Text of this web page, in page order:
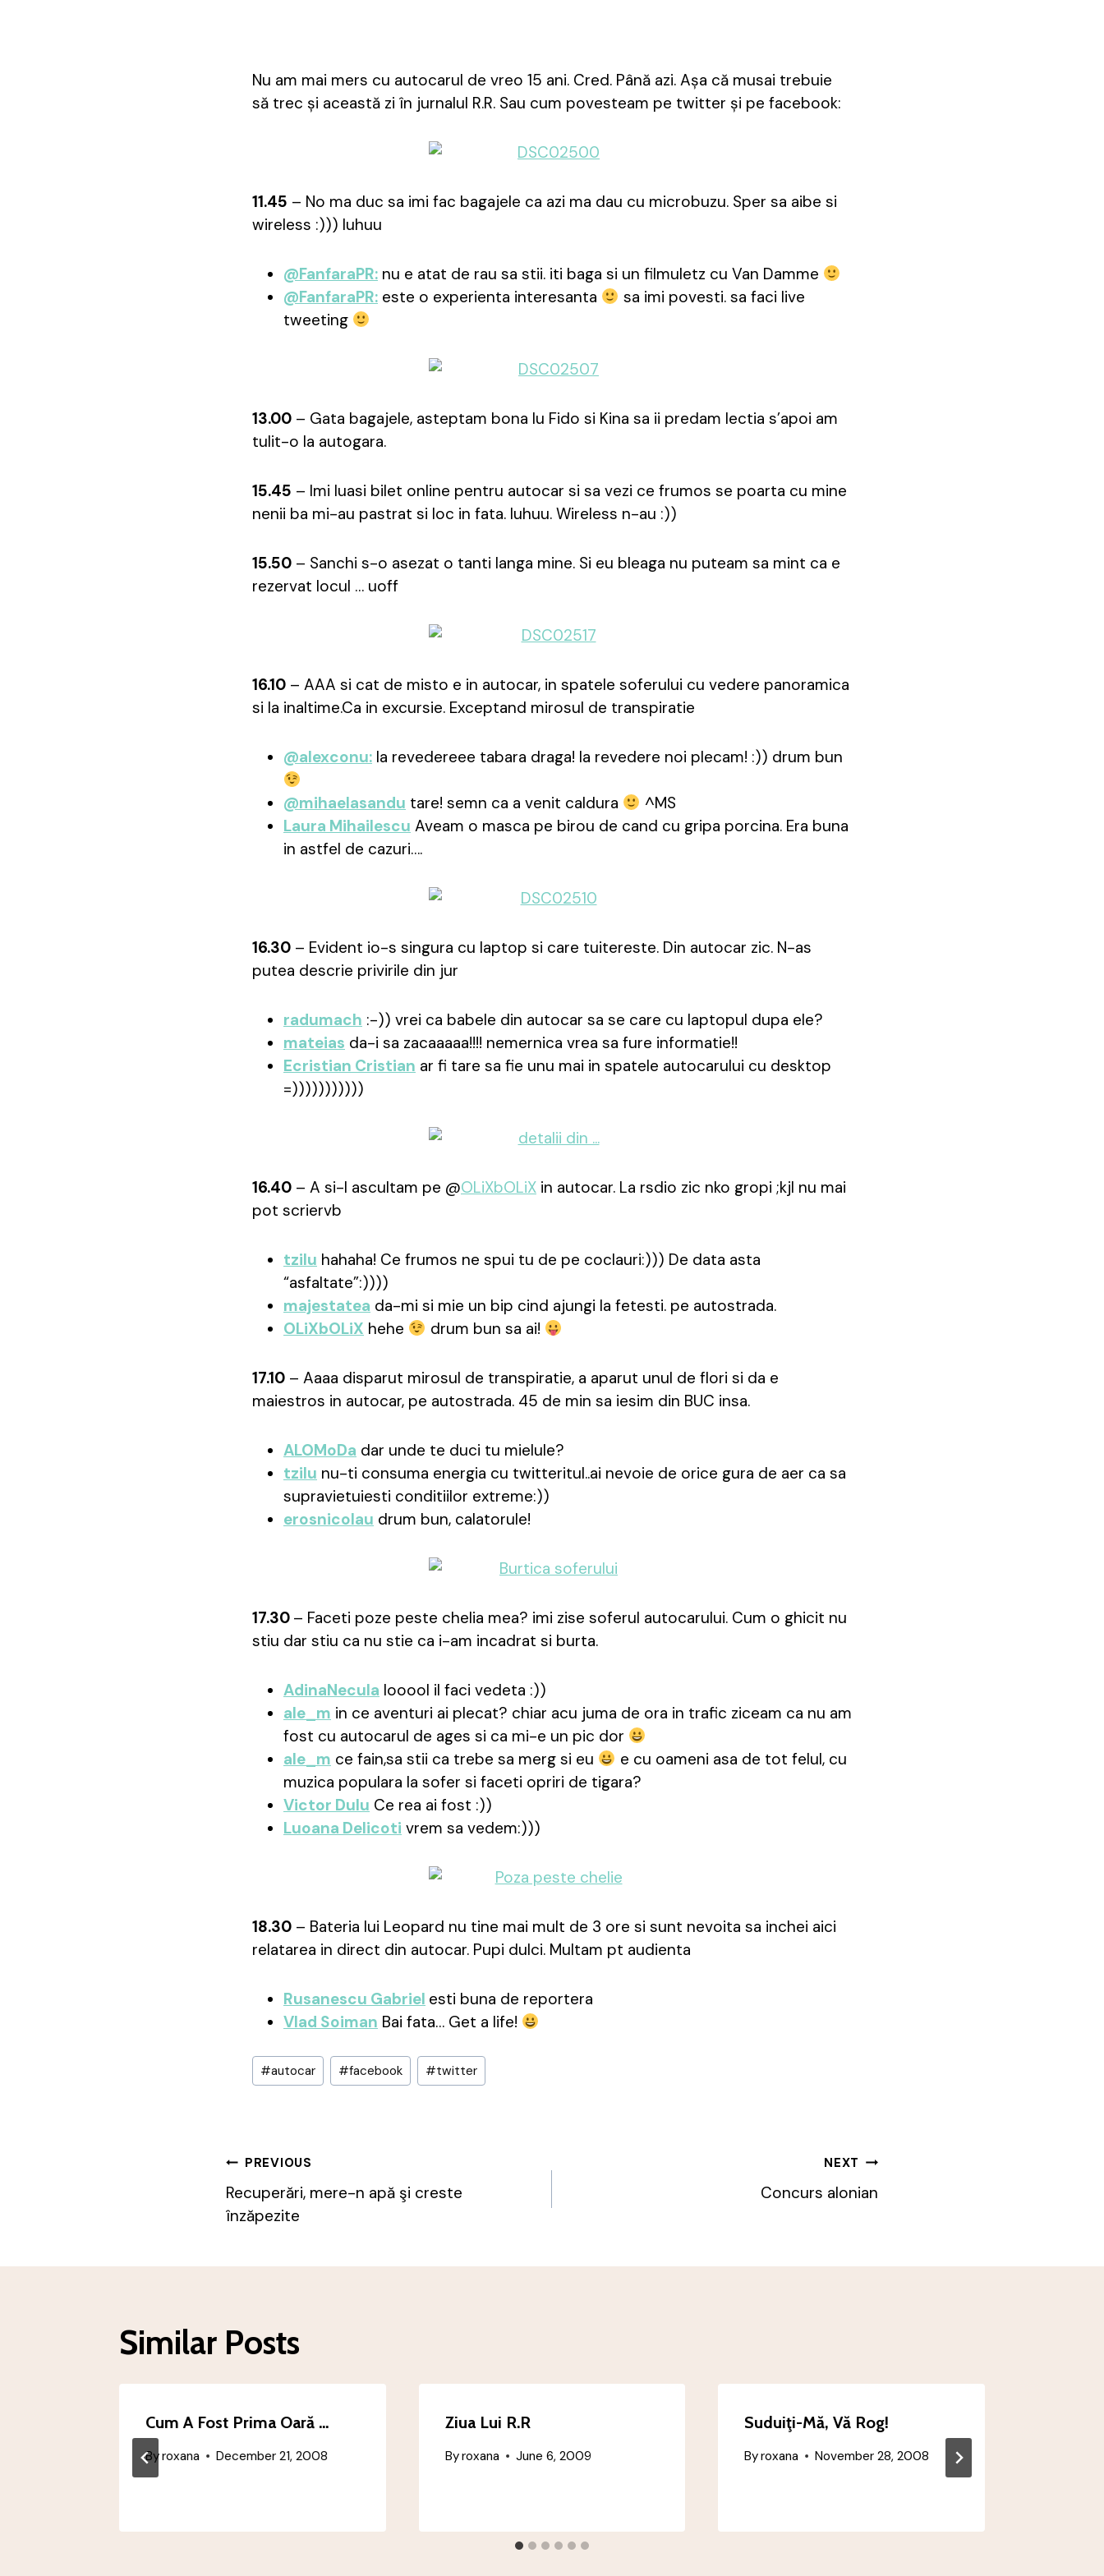
Nu am mai mers cu autocarul de vreo 15 ani. Cred. Până azi. Așa că musai trebuie
să trec și această zi în jurnalul R.R. Sau cum povesteam pe twitter și pe facebook:
11.45 – No ma duc sa imi fac bagajele ca azi ma dau cu microbuzu. Sper sa aibe si
wireless :))) Iuhuu
@FanfaraPR: nu e atat de rau sa stii. iti baga si un filmuletz cu Van Damme
@FanfaraPR: este o experienta interesanta
sa imi povesti. sa faci live
tweeting
13.00 – Gata bagajele, asteptam bona lu Fido si Kina sa ii predam lectia s’apoi am
tulit-o la autogara.
15.45 – Imi luasi bilet online pentru autocar si sa vezi ce frumos se poarta cu mine
nenii ba mi-au pastrat si loc in fata. Iuhuu. Wireless n-au :))
15.50 – Sanchi s-o asezat o tanti langa mine. Si eu bleaga nu puteam sa mint ca e
rezervat locul … uoff
16.10 – AAA si cat de misto e in autocar, in spatele soferului cu vedere panoramica
si la inaltime.Ca in excursie. Exceptand mirosul de transpiratie
@alexconu: la revedereee tabara draga! la revedere noi plecam! :)) drum bun
@mihaelasandu tare! semn ca a venit caldura
^MS
Laura Mihailescu Aveam o masca pe birou de cand cu gripa porcina. Era buna
in astfel de cazuri….
16.30 – Evident io-s singura cu laptop si care tuitereste. Din autocar zic. N-as
putea descrie privirile din jur
radumach :-)) vrei ca babele din autocar sa se care cu laptopul dupa ele?
mateias da-i sa zacaaaaa!!!! nemernica vrea sa fure informatie!!
Ecristian Cristian ar fi tare sa fie unu mai in spatele autocarului cu desktop
=)))))))))))
16.40 – A si-l ascultam pe @OLiXbOLiX in autocar. La rsdio zic nko gropi ;kjl nu mai
pot scriervb
tzilu hahaha! Ce frumos ne spui tu de pe coclauri:))) De data asta
“asfaltate”:))))
majestatea da-mi si mie un bip cind ajungi la fetesti. pe autostrada.
OLiXbOLiX hehe drum bun sa ai!
17.10 – Aaaa disparut mirosul de transpiratie, a aparut unul de flori si da e
maiestros in autocar, pe autostrada. 45 de min sa iesim din BUC insa.
ALOMoDa dar unde te duci tu mielule?
tzilu nu-ti consuma energia cu twitteritul..ai nevoie de orice gura de aer ca sa
supravietuiesti conditiilor extreme:))
erosnicolau drum bun, calatorule!
17.30 – Faceti poze peste chelia mea? imi zise soferul autocarului. Cum o ghicit nu
stiu dar stiu ca nu stie ca i-am incadrat si burta.
AdinaNecula looool il faci vedeta :))
ale_m in ce aventuri ai plecat? chiar acu juma de ora in trafic ziceam ca nu am
fost cu autocarul de ages si ca mi-e un pic dor
ale_m ce fain,sa stii ca trebe sa merg si eu
e cu oameni asa de tot felul, cu
muzica populara la sofer si faceti opriri de tigara?
Victor Dulu Ce rea ai fost :))
Luoana Delicoti vrem sa vedem:)))
18.30 – Bateria lui Leopard nu tine mai mult de 3 ore si sunt nevoita sa inchei aici
relatarea in direct din autocar. Pupi dulci. Multam pt audienta
Rusanescu Gabriel esti buna de reportera
Vlad Soiman Bai fata… Get a life!
Post
Tags:
#autocar #facebook #twitter
Post
Navigation
PREVIOUS
Recuperări, mere-n apă şi creste
înzăpezite
NEXT
Concurs alonian
Similar Posts
Cum A Fost Prima Oară …
Byroxana December 21, 2008
Ziua Lui R.R
Byroxana June 6, 2009
Suduiţi-Mă, Vă Rog!
Byroxana November 28, 2008